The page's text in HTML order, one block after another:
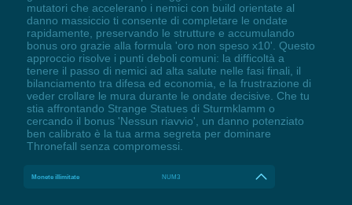
mutatori che accelerano i nemici con build orientate al
danno massiccio ti consente di completare le ondate
rapidamente, preservando le strutture e accumulando
bonus oro grazie alla formula 'oro non speso x10'. Questo
approccio risolve i punti deboli comuni: la difficoltà a
tenere il passo di nemici ad alta salute nelle fasi finali, il
bilanciamento tra difesa ed economia, e la frustrazione di
veder crollare le mura durante le ondate decisive. Che tu
stia affrontando Strange Statues di Sturmklamm o
cercando il bonus 'Nessun riavvio', un danno potenziato
ben calibrato è la tua arma segreta per dominare
Thronefall senza compromessi.
Monete illimitate NUM3